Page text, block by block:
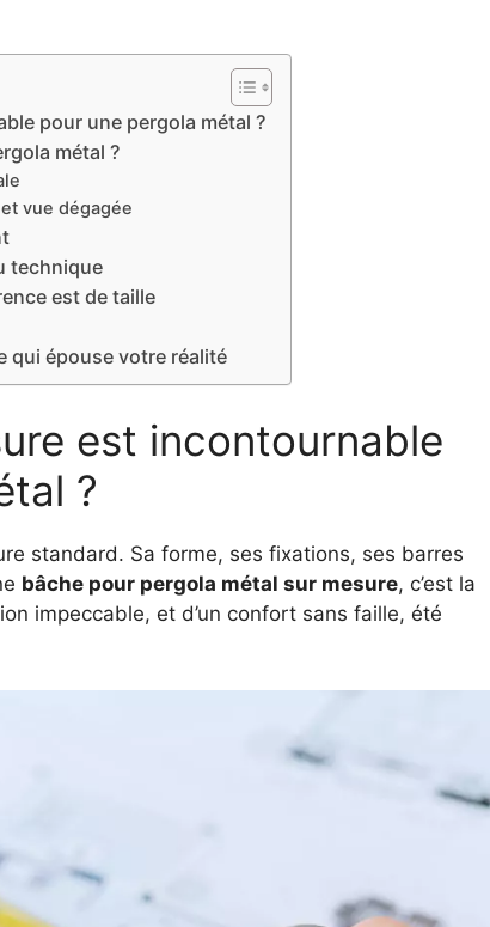
pour une pergola métal ?
métal ?
vue dégagée
technique
est de taille
qui épouse votre réalité
est incontournable
?
standard. Sa forme, ses fixations, ses barres
bâche pour pergola métal sur mesure, c’est la
impeccable, et d’un confort sans faille, été